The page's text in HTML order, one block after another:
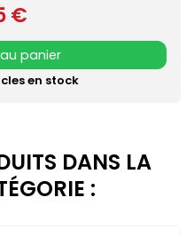
à la prévention et à la
et du tartre. La corne de
de mastication des jeunes
€
panier
en stock
DANS LA
: